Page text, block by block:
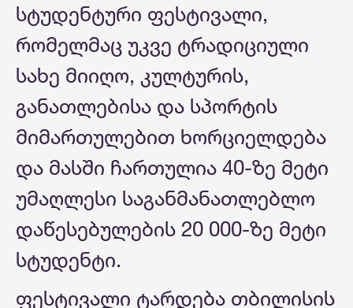
სტუდენტური ფესტივალი,
რომელმაც უკვე ტრადიციული
სახე მიიღო, კულტურის,
განათლებისა და სპორტის
მიმართულებით ხორციელდება
და მასში ჩართულია 40-ზე მეტი
უმაღლესი საგანმანათლებლო
დაწესებულების 20 000-ზე მეტი
სტუდენტი.
ფესტივალი ტარდება თბილისის